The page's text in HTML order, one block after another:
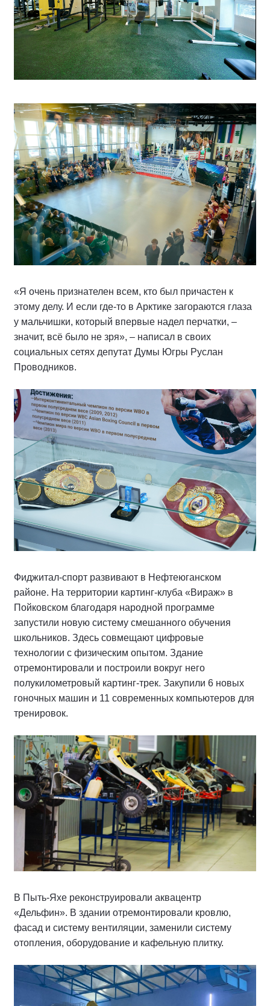
«Я очень признателен всем, кто был причастен к
этому делу. И если где-то в Арктике загораются глаза
у мальчишки, который впервые надел перчатки, –
значит, всё было не зря», – написал в своих
социальных сетях депутат Думы Югры Руслан
Проводников.
Фиджитал-спорт развивают в Нефтеюганском
районе. На территории картинг-клуба «Вираж» в
Пойковском благодаря народной программе
запустили новую систему смешанного обучения
школьников. Здесь совмещают цифровые
технологии с физическим опытом. Здание
отремонтировали и построили вокруг него
полукилометровый картинг-трек. Закупили 6 новых
гоночных машин и 11 современных компьютеров для
тренировок.
В Пыть-Яхе реконструировали аквацентр
«Дельфин». В здании отремонтировали кровлю,
фасад и систему вентиляции, заменили систему
отопления, оборудование и кафельную плитку.